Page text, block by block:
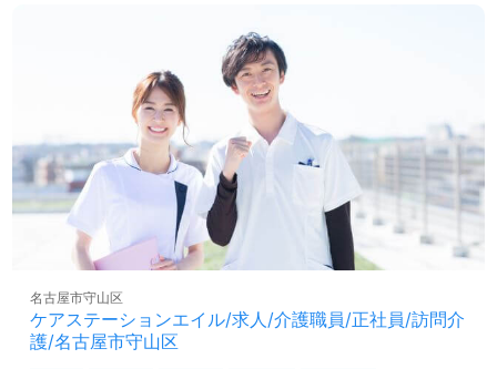
ケアステーションエイル/求人/介護職員/正社員/訪問介
護/名古屋市守山区
名古屋市守山区